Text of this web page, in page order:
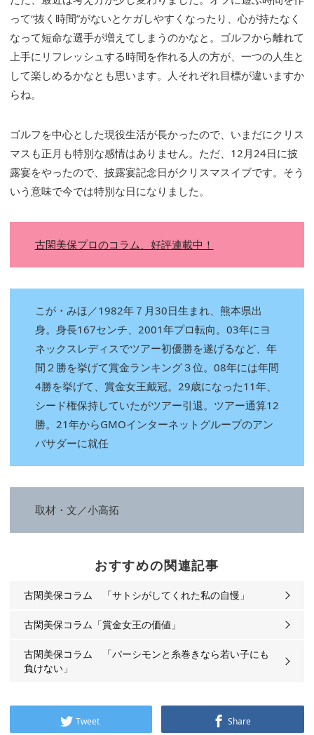
って“抜く時間”がないとケガしやすくなったり、心が持たなく
なって短命な選手が増えてしまうのかなと。ゴルフから離れて
上手にリフレッシュする時間を作れる人の方が、一つの人生と
して楽しめるかなとも思います。人それぞれ目標が違いますか
らね。
ゴルフを中心とした現役生活が長かったので、いまだにクリス
マスも正月も特別な感情はありません。ただ、12月24日に披
露宴をやったので、披露宴記念日がクリスマスイブです。そう
いう意味で今では特別な日になりました。
古閑美保プロのコラム、好評連載中！
こが・みほ／1982年７月30日生まれ、熊本県出
身。身長167センチ、2001年プロ転向。03年にヨ
ネックスレディスでツアー初優勝を遂げるなど、年
間２勝を挙げて賞金ランキング３位。08年には年間
4勝を挙げて、賞金女王戴冠。29歳になった11年、
シード権保持していたがツアー引退。ツアー通算12
勝。21年からGMOインターネットグループのアン
バサダーに就任
取材・文／小高拓
おすすめの関連記事
古閑美保コラム 「サトシがしてくれた私の自慢」
古閑美保コラム「賞金女王の価値」
古閑美保コラム 「パーシモンと糸巻きなら若い子にも
負けない」
Tweet Share